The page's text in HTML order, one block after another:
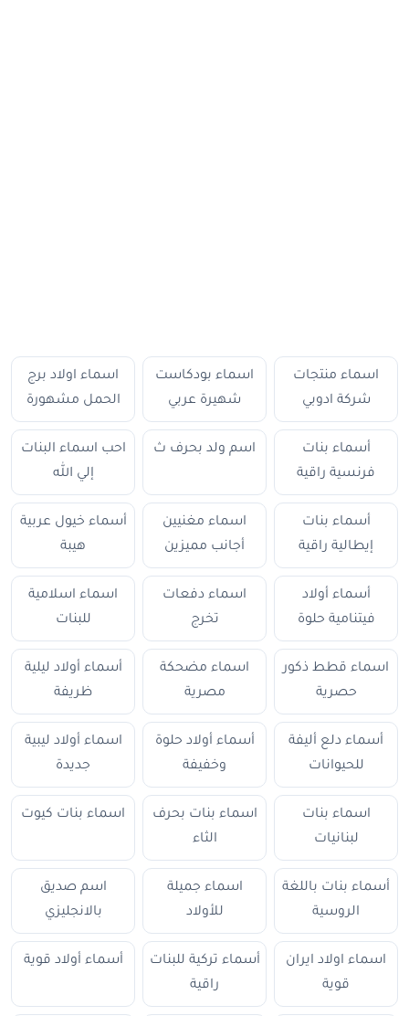
اسماء منتجات
شركة ادوبي
اسماء بودكاست
شهيرة عربي
اسماء اولاد برج
الحمل مشهورة
أسماء بنات
فرنسية راقية
اسم ولد بحرف ث
احب اسماء البنات
إلي الله
أسماء بنات
إيطالية راقية
اسماء مغنيين
أجانب مميزين
أسماء خيول عربية
هيبة
أسماء أولاد
فيتنامية حلوة
اسماء دفعات
تخرج
اسماء اسلامية
للبنات
اسماء قطط ذكور
حصرية
اسماء مضحكة
مصرية
أسماء أولاد ليلية
ظريفة
أسماء دلع أليفة
للحيوانات
أسماء أولاد حلوة
وخفيفة
اسماء أولاد ليبية
جديدة
اسماء بنات
لبنانيات
اسماء بنات بحرف
الثاء
اسماء بنات كيوت
أسماء بنات باللغة
الروسية
اسماء جميلة
للأولاد
اسم صديق
بالانجليزي
اسماء اولاد ايران
قوية
أسماء تركية للبنات
راقية
أسماء أولاد قوية